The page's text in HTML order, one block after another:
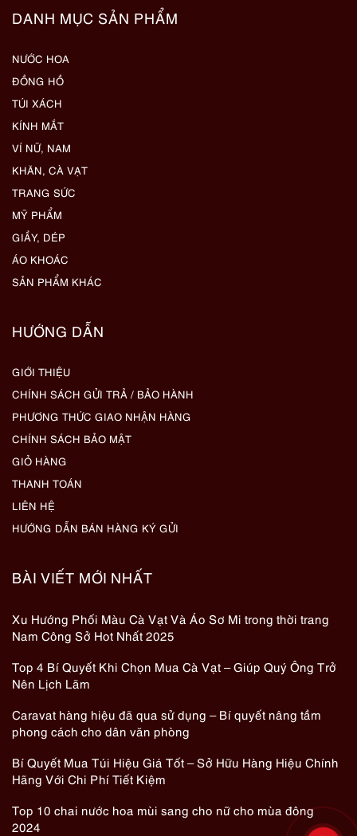
DANH MỤC SẢN PHẨM
NƯỚC HOA
ĐỒNG HỒ
TÚI XÁCH
KÍNH MẮT
VÍ NỮ, NAM
KHĂN, CÀ VẠT
TRANG SỨC
MỸ PHẨM
GIẦY, DÉP
ÁO KHOÁC
SẢN PHẨM KHÁC
HƯỚNG DẪN
GIỚI THIỆU
CHÍNH SÁCH GỬI TRẢ / BẢO HÀNH
PHƯƠNG THỨC GIAO NHẬN HÀNG
CHÍNH SÁCH BẢO MẬT
GIỎ HÀNG
THANH TOÁN
LIÊN HỆ
HƯỚNG DẪN BÁN HÀNG KÝ GỬI
BÀI VIẾT MỚI NHẤT
Xu Hướng Phối Màu Cà Vạt Và Áo Sơ Mi trong thời trang
Nam Công Sở Hot Nhất 2025
Top 4 Bí Quyết Khi Chọn Mua Cà Vạt – Giúp Quý Ông Trở
Nên Lịch Lãm
Caravat hàng hiệu đã qua sử dụng – Bí quyết nâng tầm
phong cách cho dân văn phòng
Bí Quyết Mua Túi Hiệu Giá Tốt – Sở Hữu Hàng Hiệu Chính
Hãng Với Chi Phí Tiết Kiệm
Top 10 chai nước hoa mùi sang cho nữ cho mùa đông
2024